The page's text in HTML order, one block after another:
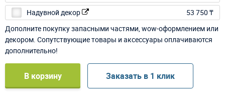
Надувной декор
53 750 ₸
Дополните покупку запасными частями, wow-оформлением или
декором. Сопутствующие товары и аксессуары оплачиваются
дополнительно!
В корзину Заказать в 1 клик